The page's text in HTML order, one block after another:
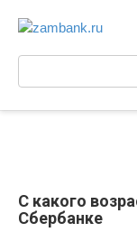
С какого
Сбербанке